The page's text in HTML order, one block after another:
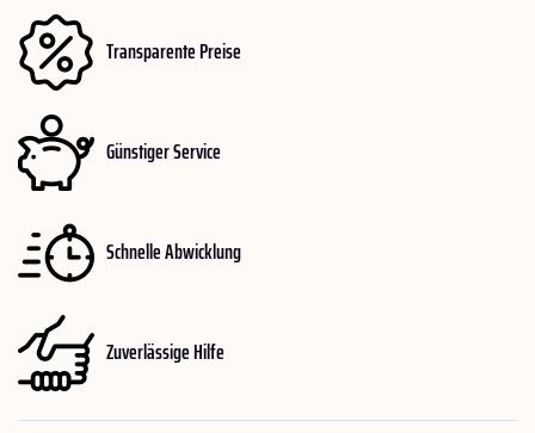
Transparente Preise
Günstiger Service
Schnelle Abwicklung
Zuverlässige Hilfe